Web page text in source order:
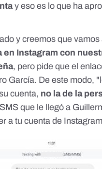
y eso es lo que ha
y creemos que
Instagram con
, pero pide que el
García. De este modo,
cuenta, no la de la
que le llegó a
a tu cuenta de